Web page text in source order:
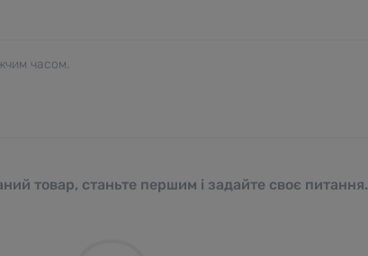
часом.
товар, станьте першим і задайте своє питання.